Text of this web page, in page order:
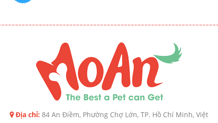
Địa chỉ: 84 An Điềm, Phường Chợ Lớn, TP. Hồ Chí Minh, Việt